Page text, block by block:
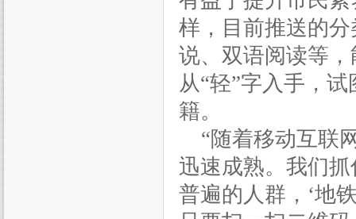
样，目前推送的
说、双语阅读等
从“轻”字入手，
籍。
“随着移动互联
迅速成熟。我们
普遍的人群，‘地